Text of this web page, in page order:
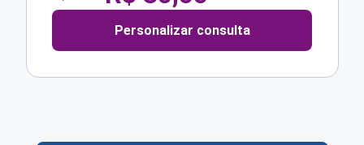
Personalizar consulta